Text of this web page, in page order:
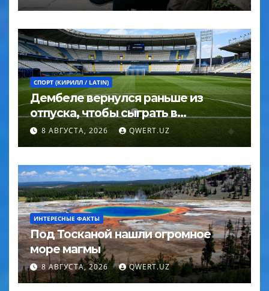
СПОРТ (КИРИЛЛ / LATIN)
Дембеле вернулся раньше из
отпуска, чтобы сыграть в
Суперкубке УЕФА
8 АВГУСТА, 2026 QWERT.UZ
ИНТЕРЕСНЫЕ ФАКТЫ
Под Тосканой нашли огромное
море магмы
8 АВГУСТА, 2026 QWERT.UZ